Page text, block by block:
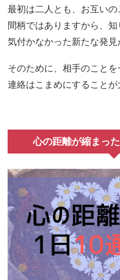
最初は二人とも、お互い
間柄ではありますから、
気付かなかった新たな発見
そのために、相手のこと
連絡はこまめにすることが
心の距離が縮まっ